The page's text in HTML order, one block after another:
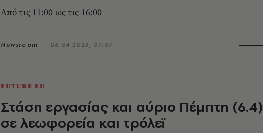
Από τις 11:00 ως τις 16:00
Newsroom 06.04.2023, 07:07
FUTURE EU
Στάση εργασίας και αύριο Πέμπτη (6.4)
σε λεωφορεία και τρόλεϊ